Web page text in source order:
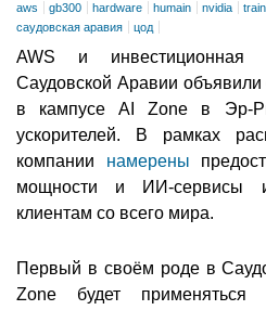
aws gb300 hardware humain nvidia
саудовская аравия
цод
AWS и инвестиционная
Саудовской Аравии
в кампусе AI Zone в Эр-
ускорителей. В рамках
компании намерены
мощности и ИИ-сервисы
клиентам со всего мира.
Первый в своём роде в
Zone будет